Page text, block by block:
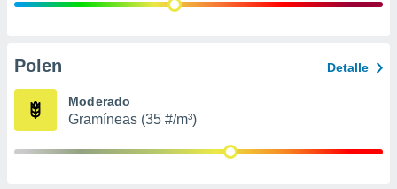
publicidad
Polen Detalle
Moderado
Gramíneas (35 #/m³)